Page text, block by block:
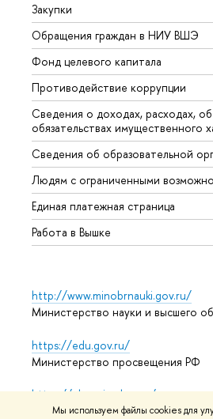
Мы используем файлы cookies для
Закупки
Обращения граждан в НИУ ВШЭ
Фонд целевого капитала
Противодействие коррупции
Сведения о доходах, расходах,
обязательствах имущественного
Сведения об образовательной
Людям с ограниченными
Единая платежная страница
Работа в Вышке
http://www.minobrnauki.gov.ru/
Министерство науки и высшего
https://edu.gov.ru/
Министерство просвещения РФ
https://elearning.hse.ru/mooc
Массовые открытые онлайн-курсы